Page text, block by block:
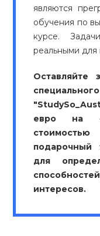
являются
обучения по
курсе.
реальными для
Оставляйте
евро на
подарочный
для
интересов.